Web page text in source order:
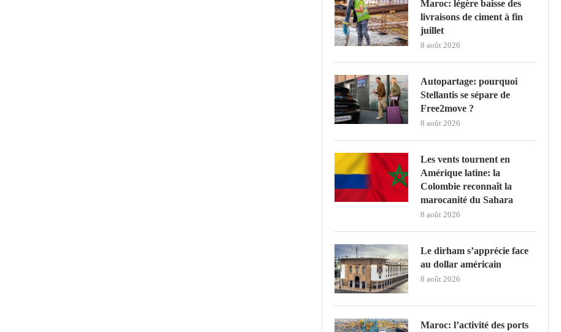
Maroc: légère baisse des
livraisons de ciment à fin
juillet
8 août 2026
Autopartage: pourquoi
Stellantis se sépare de
Free2move ?
8 août 2026
Les vents tournent en
Amérique latine: la
Colombie reconnaît la
marocanité du Sahara
8 août 2026
Le dirham s’apprécie face
au dollar américain
8 août 2026
Maroc: l’activité des ports